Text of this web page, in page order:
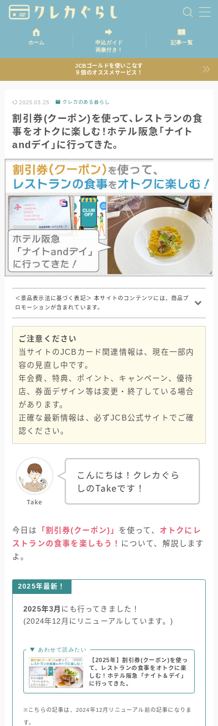
ホーム
申込ガイド
画像付き！
記事一覧
JCBゴールドを使いこなす
９個のオススメサービス！
2025.03.25 クレカのある暮らし
割引券(クーポン)を使って、レストランの食
事をオトクに楽しむ！ホテル阪急「ナイト
andデイ」に行ってきた。
＜景品表示法に基づく表記＞ 本サイトのコンテンツには、商品プ
ロモーションが含まれています。
ご注意ください
当サイトのJCBカード関連情報は、現在一部内
容の見直し中です。
年会費、特典、ポイント、キャンペーン、優待
店、券面デザイン等は変更・終了している場合
があります。
正確な最新情報は、必ずJCB公式サイトでご確
認ください。
今日は 「割引券(クーポン)」 を使って、 オトクにレ
ストランの食事を楽しもう！
について、解説します
よ。
2025年最新！
2025年3月 にも行ってきました！
(2024年12月にリニューアルしています。)
▼ あわせて読みたい
【2025年】割引券(クーポン)を使っ
て、レストランの食事をオトクに楽
しむ！ホテル阪急「ナイト＆デイ」
に行ってきた。
※こちらの記事は、2024年12月リニューアル前の記事になりま
す。